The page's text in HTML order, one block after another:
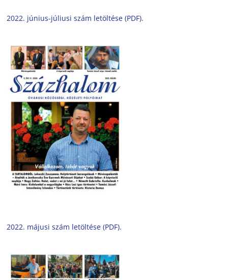
2022. június-júliusi szám letöltése (PDF).
2022. májusi szám letöltése (PDF).